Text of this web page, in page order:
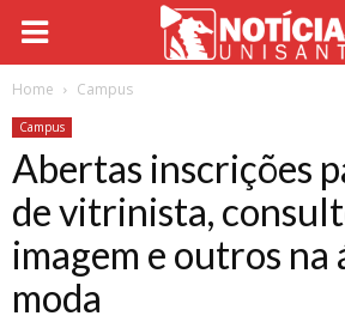
Home Campus
Campus
Abertas inscrições
de vitrinista,
imagem e outros na
moda